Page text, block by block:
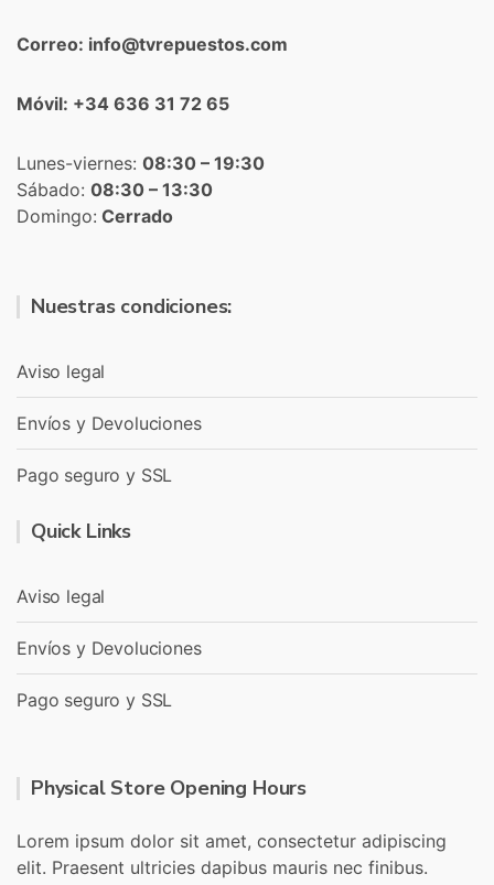
Correo: info@tvrepuestos.com
Móvil: +34 636 31 72 65
Lunes-viernes: 08:30 – 19:30
Sábado: 08:30 – 13:30
Domingo: Cerrado
Nuestras condiciones:
Aviso legal
Envíos y Devoluciones
Pago seguro y SSL
Quick Links
Aviso legal
Envíos y Devoluciones
Pago seguro y SSL
Physical Store Opening Hours
Lorem ipsum dolor sit amet, consectetur adipiscing
elit. Praesent ultricies dapibus mauris nec finibus.